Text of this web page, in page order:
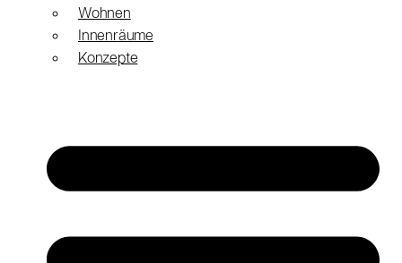
Wohnen
Innenräume
Konzepte